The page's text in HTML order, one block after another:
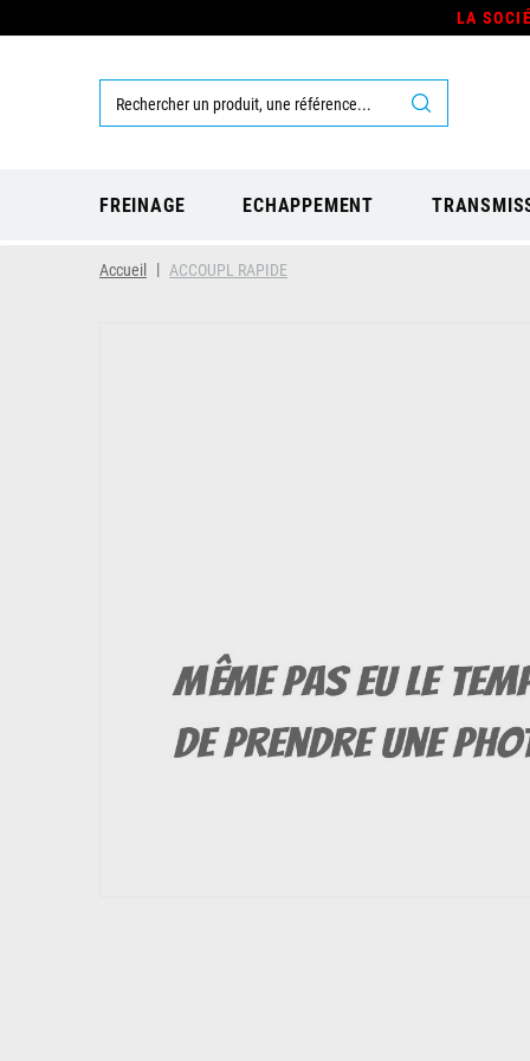
LA
FREINAGE ECHAPPEMENT
Accueil ACCOUPL RAPIDE